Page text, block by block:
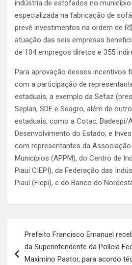
indústria de estofados no município
especializada na fabricação de
prevê investimentos na ordem de
atuação das seis empresas
de 104 empregos diretos e 355
Para aprovação desses incentivos
com a participação de
estaduais, a exemplo da Sefaz
Seplan, SDE e Seagro, além de
estaduais, como a Cotac, Badespi/
Desenvolvimento do Estado, e
com representantes da Associação
Municípios (APPM), do Centro de
Piauí CIEPI), da Federação das
Piauí (Fiepi), e do Banco do
Post
Prefeito Francisco Emanuel
da Superintendente da Polícia
Maximino Pastor, para acordo